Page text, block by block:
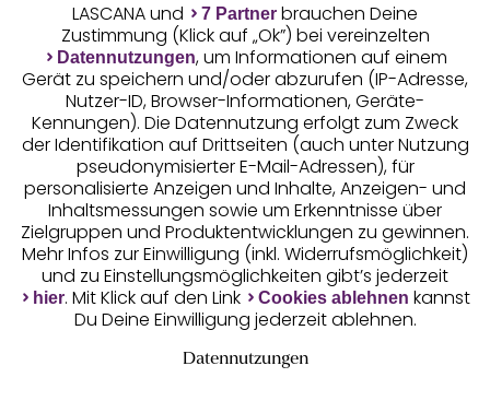
Unsere Apps
Gratis Versand ab50 €
Kostenlose Retoure
LASCANA und 7 Partner brauchen Deine
Zustimmung (Klick auf „Ok”) bei vereinzelten
Datennutzungen, um Informationen auf einem
Gerät zu speichern und/oder abzurufen (IP-Adresse,
Nutzer-ID, Browser-Informationen, Geräte-
Kennungen). Die Datennutzung erfolgt zum Zweck
der Identifikation auf Drittseiten (auch unter Nutzung
pseudonymisierter E-Mail-Adressen), für
personalisierte Anzeigen und Inhalte, Anzeigen- und
Inhaltsmessungen sowie um Erkenntnisse über
Zielgruppen und Produktentwicklungen zu gewinnen.
Mehr Infos zur Einwilligung (inkl. Widerrufsmöglichkeit)
und zu Einstellungsmöglichkeiten gibt’s jederzeit
hier. Mit Klick auf den Link Cookies ablehnen kannst
Du Deine Einwilligung jederzeit ablehnen.
Datennutzungen